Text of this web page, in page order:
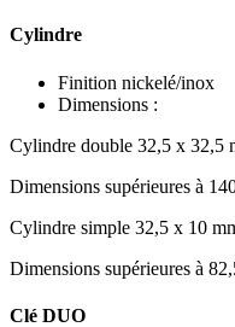
Cylindre
Finition nickelé/inox
Dimensions :
Cylindre double 32,5 x 32,5
Dimensions supérieures à
Cylindre simple 32,5 x 10
Dimensions supérieures à
Clé DUO